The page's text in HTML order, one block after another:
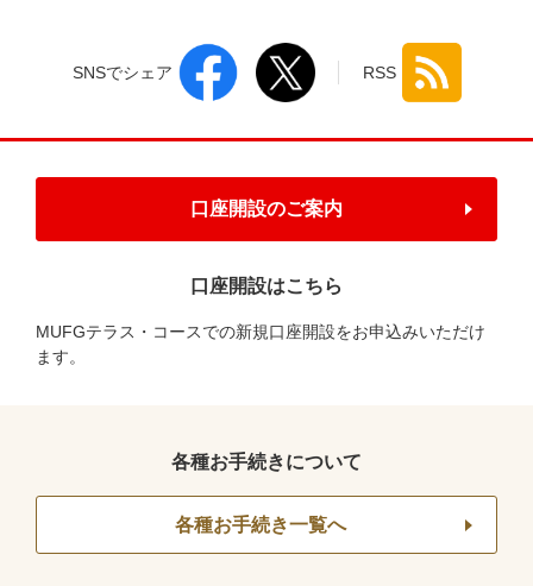
SNSでシェア RSS
口座開設のご案内
口座開設はこちら
MUFGテラス・コースでの新規口座開設をお申込みいただけ
ます。
各種お手続きについて
各種お手続き一覧へ